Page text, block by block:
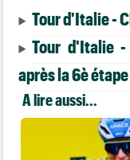
Tour d'Italie -
Tour d'Italie -
après la 6è étape
A lire aussi...